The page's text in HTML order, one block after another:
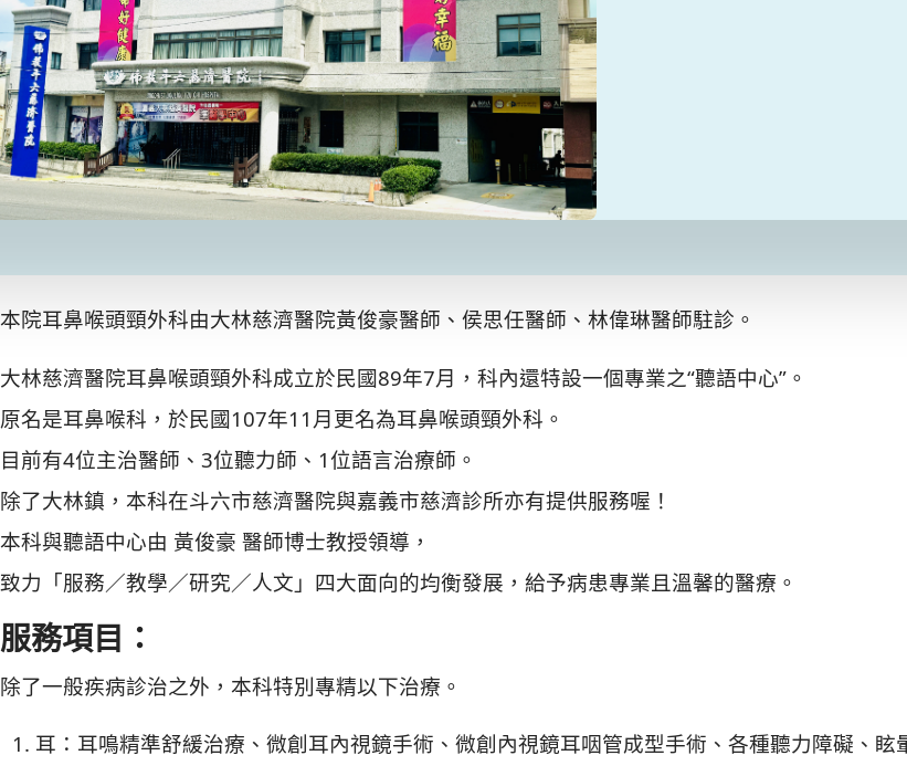
本院耳鼻喉頭頸外科由大林慈濟醫院黃俊豪醫師、侯思任醫師、林偉琳醫師駐診。
大林慈濟醫院耳鼻喉頭頸外科成立於民國89年7月，科內還特設一個專業之“聽語中心”。
原名是耳鼻喉科，於民國107年11月更名為耳鼻喉頭頸外科。
目前有4位主治醫師、3位聽力師、1位語言治療師。
除了大林鎮，本科在斗六市慈濟醫院與嘉義市慈濟診所亦有提供服務喔！
本科與聽語中心由 黃俊豪 醫師博士教授領導，
致力「服務／教學／研究／人文」四大面向的均衡發展，給予病患專業且溫馨的醫療。
服務項目：
除了一般疾病診治之外，本科特別專精以下治療。
耳：耳鳴精準舒緩治療、微創耳內視鏡手術、微創內視鏡耳咽管成型手術、各種聽力障礙、眩